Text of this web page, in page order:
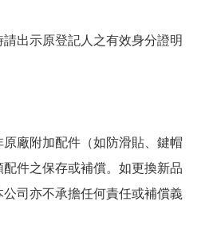
出示原登記人之有效身分證明
廠附加配件（如防滑貼、鍵帽
件之保存或補償。如更換新品
司亦不承擔任何責任或補償義